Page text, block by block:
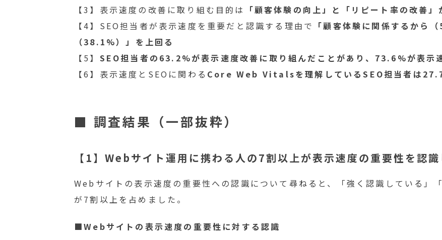
【3】表示速度の改善に取り組む目的は
「顧客体験の向上」と「リピート率の改善」
【4】SEO担当者が表示速度を重要だと認識する理由で 「顧客体験に関係するから
（38.1%）」を上回る
【5】 SEO担当者の 63.2%が表示速度改善に取り組んだことがあり、73.6%が表示
【6】 表示速度とSEOに関わる Core Web Vitalsを理解しているSEO担当者は
■ 調査結果（一部抜粋）
【1】Webサイト運用に携わる人の7割以上が表示速度の重要性を認識
Webサイトの表示速度の重要性への認識について尋ねると、「強く認識している」
が7割以上を占めました。
■Webサイトの表示速度の重要性に対する認識